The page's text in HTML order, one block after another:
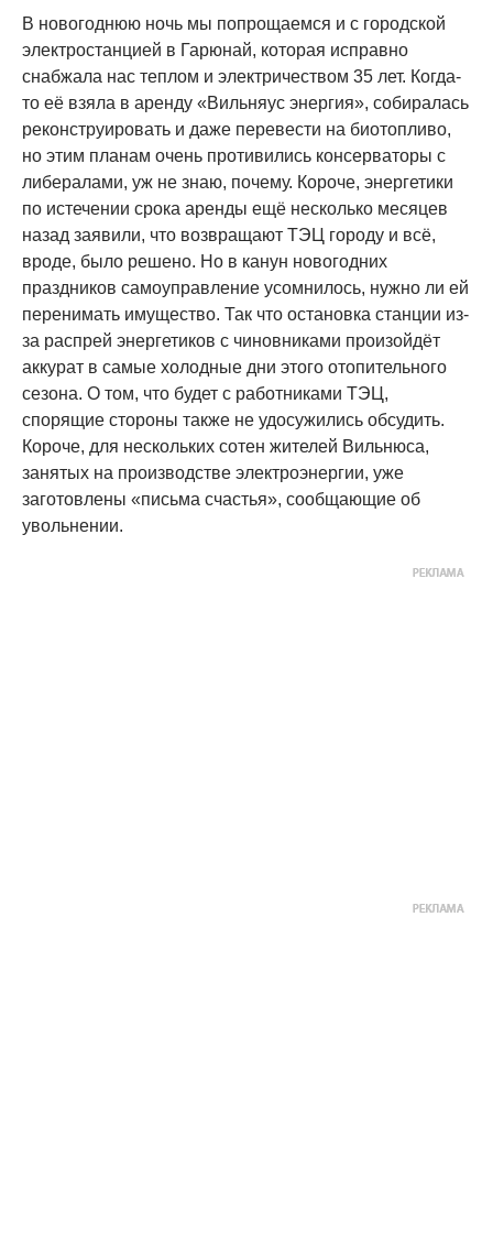
В новогоднюю ночь мы попрощаемся и с городской
электростанцией в Гарюнай, которая исправно
снабжала нас теплом и электричеством 35 лет. Когда-
то её взяла в аренду «Вильняус энергия», собиралась
реконструировать и даже перевести на биотопливо,
но этим планам очень противились консерваторы с
либералами, уж не знаю, почему. Короче, энергетики
по истечении срока аренды ещё несколько месяцев
назад заявили, что возвращают ТЭЦ городу и всё,
вроде, было решено. Но в канун новогодних
праздников самоуправление усомнилось, нужно ли ей
перенимать имущество. Так что остановка станции из-
за распрей энергетиков с чиновниками произойдёт
аккурат в самые холодные дни этого отопительного
сезона. О том, что будет с работниками ТЭЦ,
спорящие стороны также не удосужились обсудить.
Короче, для нескольких сотен жителей Вильнюса,
занятых на производстве электроэнергии, уже
заготовлены «письма счастья», сообщающие об
увольнении.